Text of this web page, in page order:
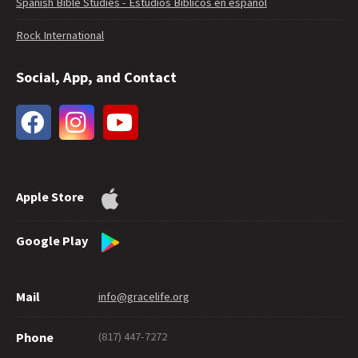
36 -Romanos 6:23 deve ser usado no evangelismo?
34 -As chamas em Hebreus
32 -
Graça Futura
31 - Batismo nas Águas e Salvação Etern
28 -As boas obras podem provar a salvação?
26 -Suicídio e Salvação
23 -
Os discípulos nascem ou são feitos?
21 - Pedro Como Um Discípulo Modelo
Rock International
Social, App, and Contact
Apple Store
Google Play
Mail info@gracelife.org
Phone (817) 447-7272